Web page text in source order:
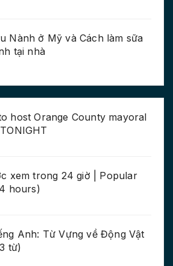
Nành ở Mỹ và Cách làm sữa
tại nhà
host Orange County mayoral
xem trong 24 giờ | Popular
hours)
Anh: Từ Vựng về Động Vật
từ)